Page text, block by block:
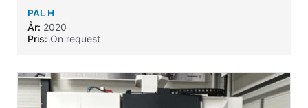
PAL H
År: 2020
Pris: On request